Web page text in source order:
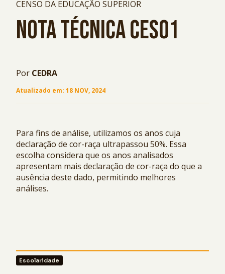
CENSO DA EDUCAÇÃO SUPERIOR
NOTA TÉCNICA CES01
Por CEDRA
Atualizado em: 18 NOV, 2024
Para fins de análise, utilizamos os anos cuja
declaração de cor-raça ultrapassou 50%. Essa
escolha considera que os anos analisados
apresentam mais declaração de cor-raça do que a
ausência deste dado, permitindo melhores
análises.
Escolaridade